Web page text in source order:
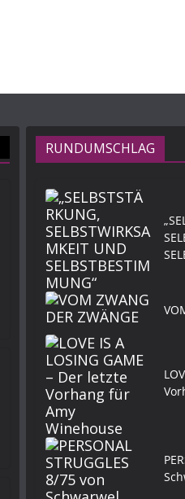
RUNDUMSCHLAG